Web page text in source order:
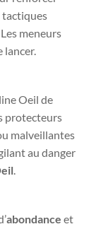
tactiques
meneurs
lancer.
Oeil de
protecteurs
malveillantes
au danger
.
abondance et